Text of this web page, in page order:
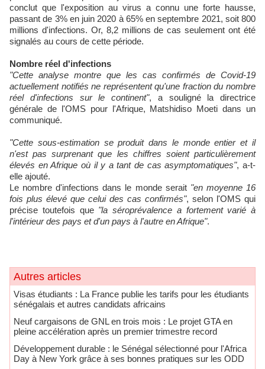
conclut que l'exposition au virus a connu une forte hausse,
passant de 3% en juin 2020 à 65% en septembre 2021, soit 800
millions d'infections. Or, 8,2 millions de cas seulement ont été
signalés au cours de cette période.
Nombre réel d'infections
"Cette analyse montre que les cas confirmés de Covid-19
actuellement notifiés ne représentent qu'une fraction du nombre
réel d'infections sur le continent", a souligné la directrice
générale de l'OMS pour l'Afrique, Matshidiso Moeti dans un
communiqué.
"Cette sous-estimation se produit dans le monde entier et il
n'est pas surprenant que les chiffres soient particulièrement
élevés en Afrique où il y a tant de cas asymptomatiques", a-t-
elle ajouté.
Le nombre d'infections dans le monde serait "en moyenne 16
fois plus élevé que celui des cas confirmés", selon l'OMS qui
précise toutefois que "la séroprévalence a fortement varié à
l'intérieur des pays et d'un pays à l'autre en Afrique".
Autres articles
​Visas étudiants : La France publie les tarifs pour les étudiants
sénégalais et autres candidats africains
Neuf cargaisons de GNL en trois mois : Le projet GTA en
pleine accélération après un premier trimestre record
Développement durable : le Sénégal sélectionné pour l'Africa
Day à New York grâce à ses bonnes pratiques sur les ODD